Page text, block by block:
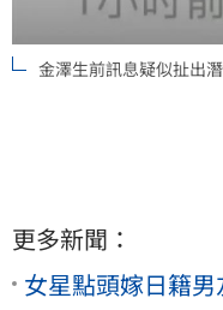
金澤生前訊息疑似扯出
更多新聞：
女星點頭嫁日籍